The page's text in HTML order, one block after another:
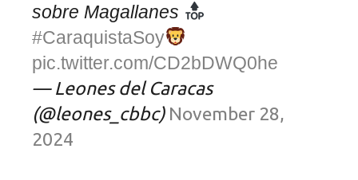
sobre Magallanes
#CaraquistaSoy
pic.twitter.com/CD2bDWQ0he
— Leones del Caracas
(@leones_cbbc) November 28,
2024